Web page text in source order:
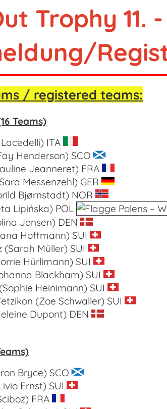
Trophy 11.
/ registered teams:
Teams)
ITA
Henderson) SCO
Jeanneret) FRA
Messenzehl) GER
Bjørnstadt) NOR
Lipińska) POL
Jensen) DEN
Hoffmann) SUI
(Sarah Müller) SUI
Hürlimann) SUI
Blackham) SUI
Heinimann) SUI
(Zoe Schwaller) SUI
Dupont) DEN
Bryce) SCO
Ernst) SUI
FRA